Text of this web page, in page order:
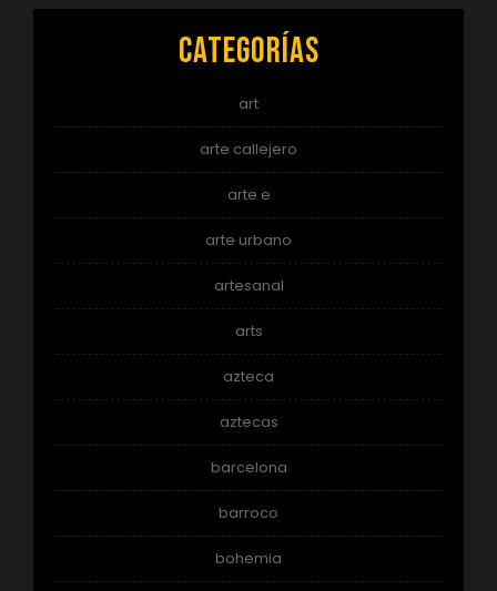
Categorías
art
arte callejero
arte e
arte urbano
artesanal
arts
azteca
aztecas
barcelona
barroco
bohemia